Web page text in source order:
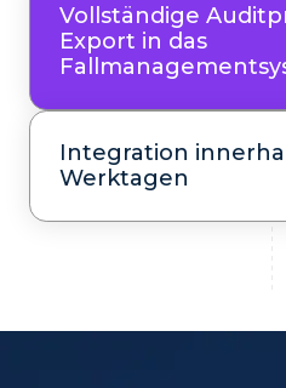
Vollständige
Export in das
Integration
Werktagen